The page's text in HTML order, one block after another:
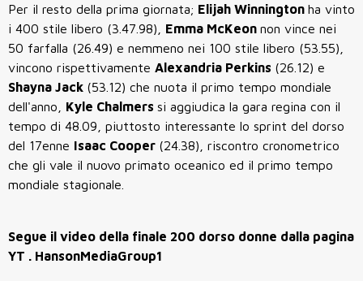
Per il resto della prima giornata; Elijah Winnington ha vinto
i 400 stile libero (3.47.98), Emma McKeon non vince nei
50 farfalla (26.49) e nemmeno nei 100 stile libero (53.55),
vincono rispettivamente Alexandria Perkins (26.12) e
Shayna Jack (53.12) che nuota il primo tempo mondiale
dell'anno, Kyle Chalmers si aggiudica la gara regina con il
tempo di 48.09, piuttosto interessante lo sprint del dorso
del 17enne Isaac Cooper (24.38), riscontro cronometrico
che gli vale il nuovo primato oceanico ed il primo tempo
mondiale stagionale.
Segue il video della finale 200 dorso donne dalla pagina
YT . HansonMediaGroup1